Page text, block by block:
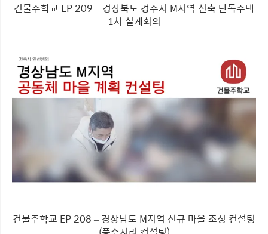
건물주학교 EP 209 – 경상북도 경주시 M지역 신축 단독주택
1차 설계회의
건물주학교 EP 208 – 경상남도 M지역 신규 마을 조성 컨설팅